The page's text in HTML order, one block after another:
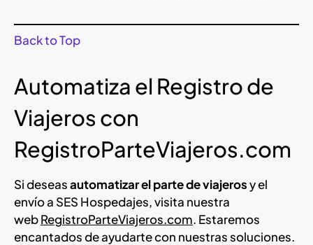
Back to Top
Automatiza el Registro de
Viajeros con
RegistroParteViajeros.com
Si deseasautomatizar el parte de viajerosy el
envío a SES Hospedajes, visita nuestra
webRegistroParteViajeros.com. Estaremos
encantados de ayudarte con nuestras soluciones.